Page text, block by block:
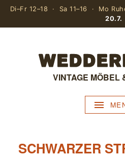
Di–Fr 12–18 · Sa 11–16 · Mo
20.7.
VINTAGE MÖBEL
SCHWARZER